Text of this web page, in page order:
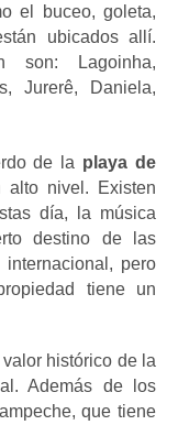
el buceo, goleta,
ubicados allí.
son: Lagoinha,
Jurerê, Daniela,
de la playa de
nivel. Existen
día, la música
destino de las
pero
tiene un
histórico de la
Además de los
que tiene